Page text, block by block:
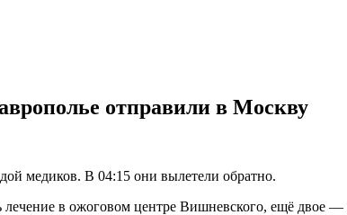
отправили в Москву
медиков. В 04:15 они вылетели обратно.
в ожоговом центре Вишневского, ещё двое